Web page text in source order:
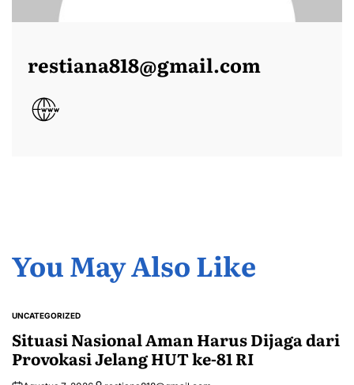
restiana818@gmail.com
You May Also Like
POSTED
UNCATEGORIZED
Situasi Nasional Aman Harus Dijaga dari
Provokasi Jelang HUT ke-81 RI